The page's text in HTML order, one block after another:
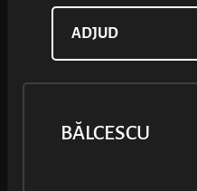
BĂLCESCU